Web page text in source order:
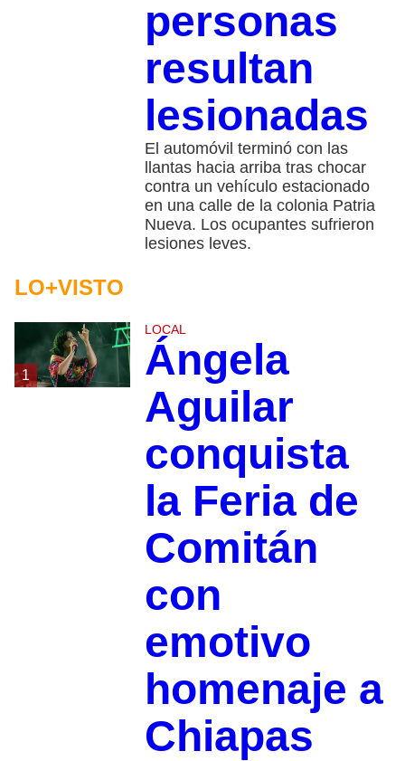
personas
resultan
lesionadas
El automóvil terminó con las
llantas hacia arriba tras chocar
contra un vehículo estacionado
en una calle de la colonia Patria
Nueva. Los ocupantes sufrieron
lesiones leves.
LO+VISTO
1
LOCAL
Ángela
Aguilar
conquista
la Feria de
Comitán
con
emotivo
homenaje a
Chiapas